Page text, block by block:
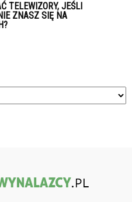
TELEWIZORY, JEŚLI
ZNASZ SIĘ NA